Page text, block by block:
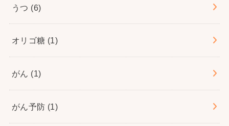
うつ (6)
オリゴ糖 (1)
がん (1)
がん予防 (1)